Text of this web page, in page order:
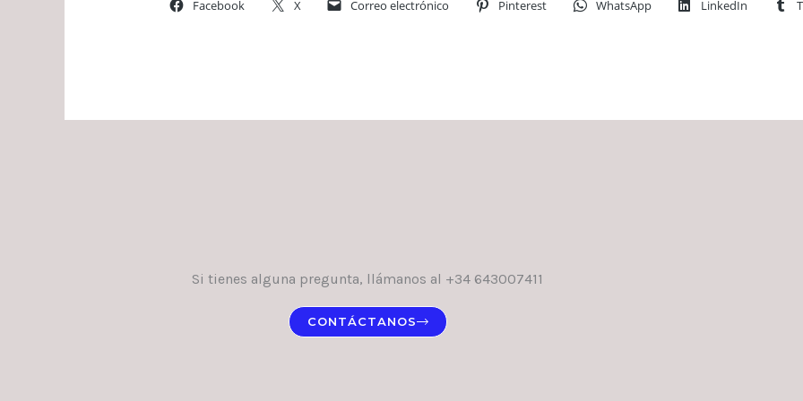
Facebook X Correo electrónico Pinterest WhatsApp LinkedIn
Si tienes alguna pregunta, llámanos al +34 643007411
CONTÁCTANOS